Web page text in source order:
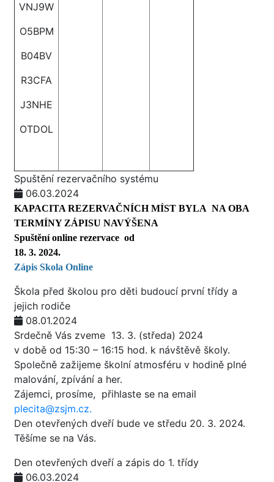
VNJ9W
O5BPM
B04BV
R3CFA
J3NHE
OTDOL
Spuštění rezervačního systému
06.03.2024
KAPACITA REZERVAČNÍCH MÍST BYLA NA OBA
TERMÍNY ZÁPISU NAVÝŠENA
Spuštění online rezervace od
18. 3. 2024.
Zápis Skola Online
Škola před školou pro děti budoucí první třídy a
jejich rodiče
08.01.2024
Srdečně Vás zveme 13. 3. (středa) 2024
v době od 15:30 – 16:15 hod. k návštěvě školy.
Společně zažijeme školní atmosféru v hodině plné
malování, zpívání a her.
Zájemci, prosíme, přihlaste se na email
plecita@zsjm.cz.
Den otevřených dveří bude ve středu 20. 3. 2024.
Těšíme se na Vás.
Den otevřených dveří a zápis do 1. třídy
06.03.2024